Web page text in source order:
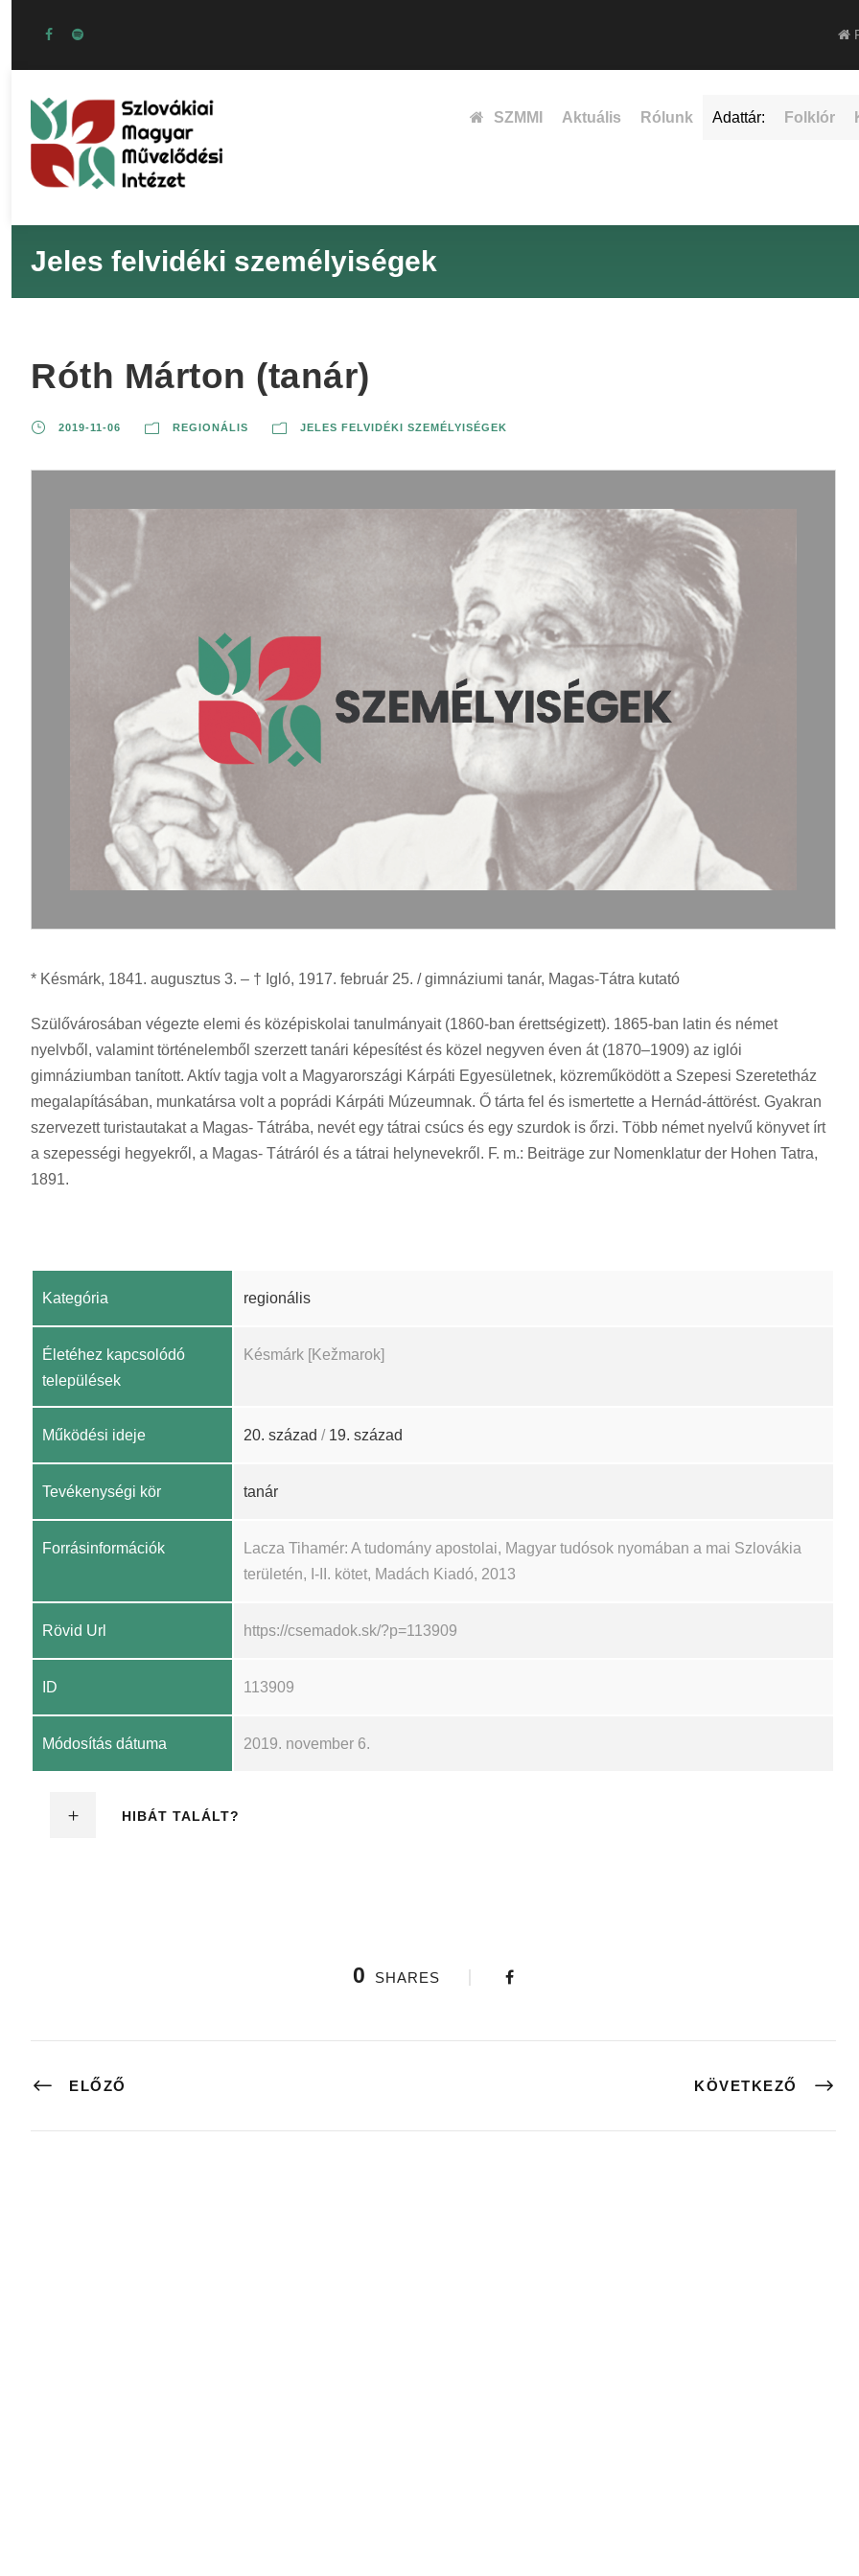
SZMMI Aktuális Rólunk Adattár: Folklór
Jeles felvidéki személyiségek
Róth Márton (tanár)
2019-11-06 REGIONÁLIS JELES FELVIDÉKI SZEMÉLYISÉGEK
* Késmárk, 1841. augusztus 3. – † Igló, 1917. február 25. / gimnáziumi tanár, Magas-Tátra kutató
Szülővárosában végezte elemi és középiskolai tanulmányait (1860-ban érettségizett). 1865-ban latin és német
nyelvből, valamint történelemből szerzett tanári képesítést és közel negyven éven át (1870–1909) az iglói
gimnáziumban tanított. Aktív tagja volt a Magyarországi Kárpáti Egyesületnek, közreműködött a Szepesi Szeretetház
megalapításában, munkatársa volt a poprádi Kárpáti Múzeumnak. Ő tárta fel és ismertette a Hernád-áttörést. Gyakran
szervezett turistautakat a Magas- Tátrába, nevét egy tátrai csúcs és egy szurdok is őrzi. Több német nyelvű könyvet írt
a szepességi hegyekről, a Magas- Tátráról és a tátrai helynevekről. F. m.: Beiträge zur Nomenklatur der Hohen Tatra,
1891.
Kategória regionális
Életéhez kapcsolódó
települések
Késmárk [Kežmarok]
Működési ideje 20. század / 19. század
Tevékenységi kör tanár
Forrásinformációk
Lacza Tihamér: A tudomány apostolai, Magyar tudósok nyomában a mai Szlovákia
területén, I-II. kötet, Madách Kiadó, 2013
Rövid Url https://csemadok.sk/?p=113909
ID 113909
Módosítás dátuma 2019. november 6.
HIBÁT TALÁLT?
0 SHARES
ELŐZŐ KÖVETKEZŐ